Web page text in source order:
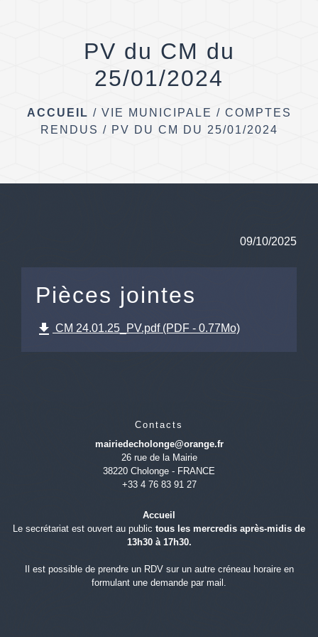
PV du CM du
25/01/2024
ACCUEIL / VIE MUNICIPALE / COMPTES
RENDUS / PV DU CM DU 25/01/2024
09/10/2025
Pièces jointes
file_download CM 24.01.25_PV.pdf (PDF - 0.77Mo)
Contacts
mairiedecholonge@orange.fr
26 rue de la Mairie
38220 Cholonge - FRANCE
+33 4 76 83 91 27
Accueil
Le secrétariat est ouvert au public tous les mercredis après-midis de
13h30 à 17h30.
Il est possible de prendre un RDV sur un autre créneau horaire en
formulant une demande par mail.